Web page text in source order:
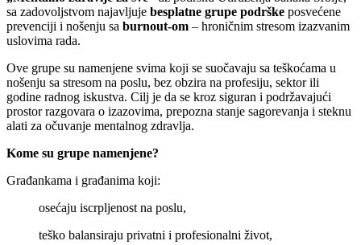
sa zadovoljstvom najavljuje besplatne grupe podrške posvećene
prevenciji i nošenju sa burnout-om – hroničnim stresom izazvanim
uslovima rada.
Ove grupe su namenjene svima koji se suočavaju sa teškoćama u
nošenju sa stresom na poslu, bez obzira na profesiju, sektor ili
godine radnog iskustva. Cilj je da se kroz siguran i podržavajući
prostor razgovara o izazovima, prepozna stanje sagorevanja i steknu
alati za očuvanje mentalnog zdravlja.
Kome su grupe namenjene?
Građankama i građanima koji:
osećaju iscrpljenost na poslu,
teško balansiraju privatni i profesionalni život,